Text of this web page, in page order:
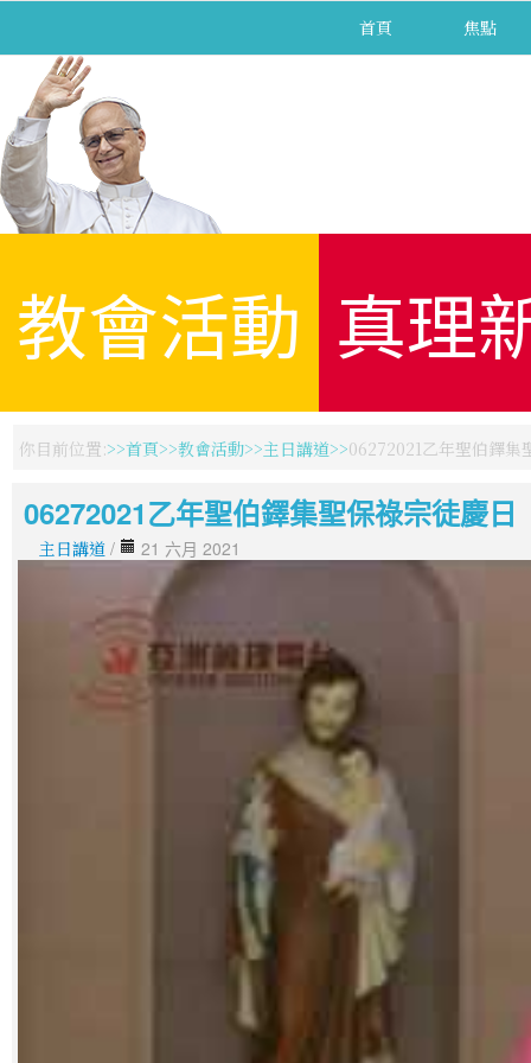
首頁 焦點
教會活動 真理
你目前位置: 首頁 教會活動 主日講道 06272021乙年聖伯鐸集
06272021乙年聖伯鐸集聖保祿宗徒慶日
主日講道 / 21 六月 2021